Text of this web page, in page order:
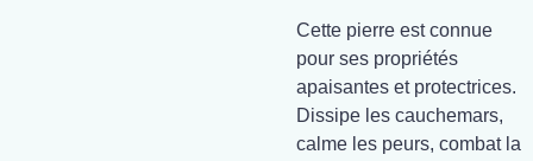
Cette pierre est connue
pour ses propriétés
apaisantes et protectrices.
Dissipe les cauchemars,
calme les peurs, combat la